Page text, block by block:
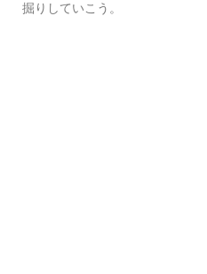
掘りしていこう。